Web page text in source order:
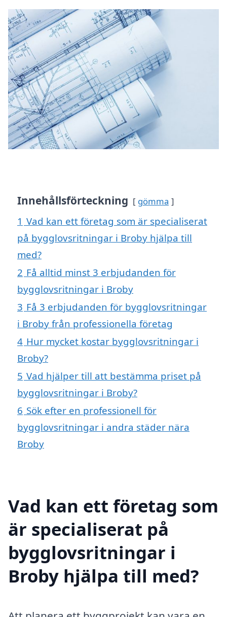
Innehållsförteckning gömma
1 Vad kan ett företag som är specialiserat
på bygglovsritningar i Broby hjälpa till
med?
2 Få alltid minst 3 erbjudanden för
bygglovsritningar i Broby
3 Få 3 erbjudanden för bygglovsritningar
i Broby från professionella företag
4 Hur mycket kostar bygglovsritningar i
Broby?
5 Vad hjälper till att bestämma priset på
bygglovsritningar i Broby?
6 Sök efter en professionell för
bygglovsritningar i andra städer nära
Broby
Vad kan ett företag som
är specialiserat på
bygglovsritningar i
Broby hjälpa till med?